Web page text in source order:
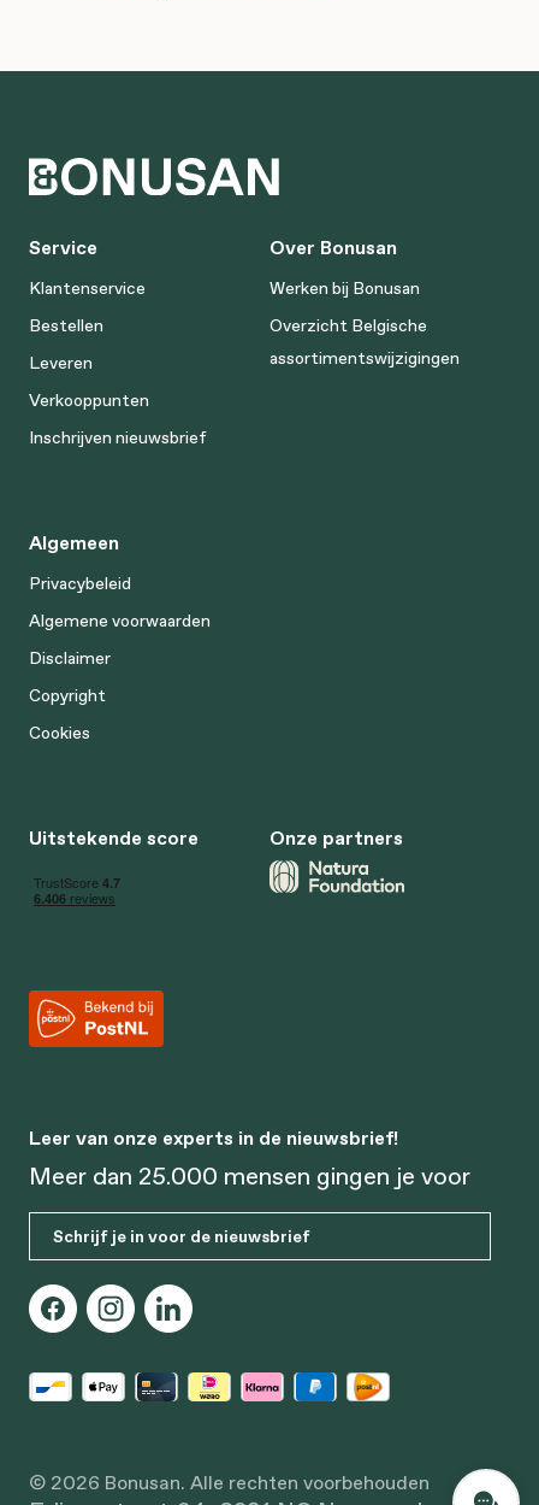
Service
Klantenservice
Bestellen
Leveren
Verkooppunten
Inschrijven nieuwsbrief
Over Bonusan
Werken bij Bonusan
Overzicht Belgische
assortimentswijzigingen
Algemeen
Privacybeleid
Algemene voorwaarden
Disclaimer
Copyright
Cookies
Uitstekende score Onze partners
Leer van onze experts in de nieuwsbrief!
Meer dan 25.000 mensen gingen je voor
Schrijf je in voor de nieuwsbrief
© 2026 Bonusan. Alle rechten voorbehouden